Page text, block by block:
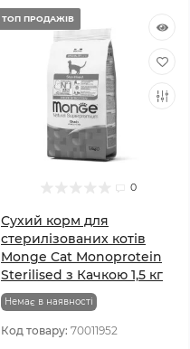
ТОП ПРОДАЖІВ
0
Сухий корм для
стерилізованих котів
Monge Cat Monoprotein
Sterilised з Качкою 1,5 кг
Немає в наявності
Код товару: 70011952